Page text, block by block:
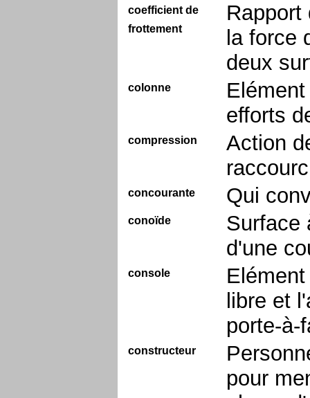
coefficient de
frottement
Rapport
la force
deux
colonne
efforts
compression
Action
concourante Qui
conoïde
Surface
d'une
console
libre et
porte-à-
constructeur
pour